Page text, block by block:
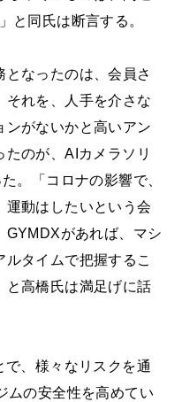
と同氏は断言する。
なったのは、会員さ
それを、人手を介さな
ンがないかと高いアン
のが、AIカメラソリ
。「コロナの影響で、
運動はしたいという会
GYMDXがあれば、マシ
タイムで把握するこ
と高橋氏は満足げに話
で、様々なリスクを通
ムの安全性を高めてい